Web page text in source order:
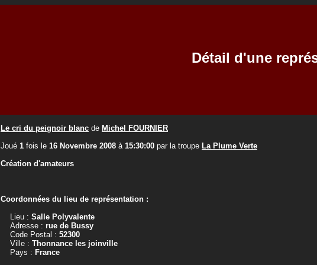
Détail d'une
Le cri du peignoir blanc de Michel FOURNIER
Joué 1 fois le 16 Novembre 2008 à 15:30:00 par la troupe La Plume Verte
Création d'amateurs
Coordonnées du lieu de représentation :
Lieu : Salle Polyvalente
Adresse : rue de Bussy
Code Postal : 52300
Ville : Thonnance les joinville
Pays : France